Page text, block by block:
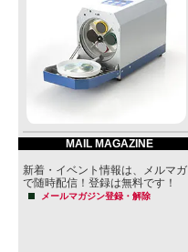
MAIL MAGAZINE
新着・イベント情報は、メルマガ
で随時配信！登録は無料です！
メールマガジン登録・解除